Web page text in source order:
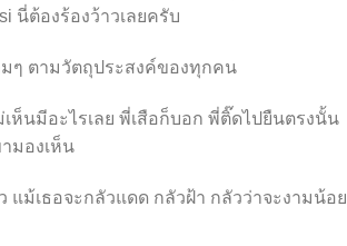
นี่ต้องร้องว้าวเลยครับ
มๆ ตามวัตถุประสงค์ของทุกคน
เห็นมีอะไรเลย พี่เสือก็บอก พี่ติ๊ดไปยืนตรงนั้น
มองเห็น
แม้เธอจะกลัวแดด กลัวฝ้า กลัวว่าจะงามน้อย